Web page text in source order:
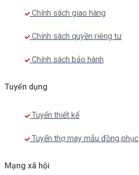
Chính sách giao hàng
Chính sách quyền riêng tư
Chính sách bảo hành
Tuyển dụng
Tuyển thiết kế
Tuyển thợ may mẫu đồng phục
Mạng xã hội